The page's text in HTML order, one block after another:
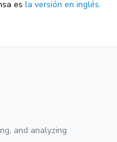
es la versión en inglés.
and analyzing